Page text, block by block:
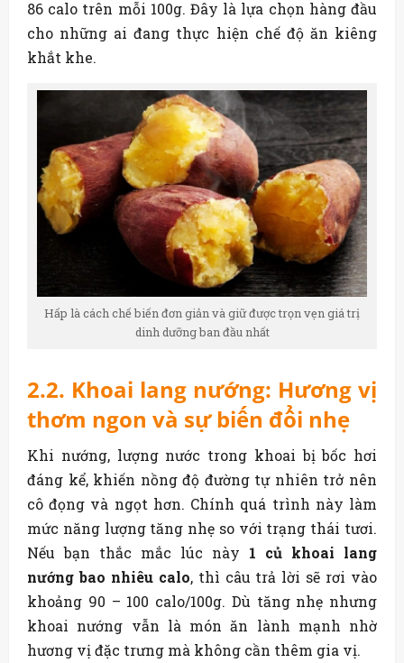
86 calo trên mỗi 100g. Đây là lựa chọn hàng đầu
cho những ai đang thực hiện chế độ ăn kiêng
khắt khe.
Hấp là cách chế biến đơn giản và giữ được trọn vẹn giá trị
dinh dưỡng ban đầu nhất
2.2. Khoai lang nướng: Hương vị
thơm ngon và sự biến đổi nhẹ
Khi nướng, lượng nước trong khoai bị bốc hơi
đáng kể, khiến nồng độ đường tự nhiên trở nên
cô đọng và ngọt hơn. Chính quá trình này làm
mức năng lượng tăng nhẹ so với trạng thái tươi.
Nếu bạn thắc mắc lúc này 1 củ khoai lang
nướng bao nhiêu calo, thì câu trả lời sẽ rơi vào
khoảng 90 – 100 calo/100g. Dù tăng nhẹ nhưng
khoai nướng vẫn là món ăn lành mạnh nhờ
hương vị đặc trưng mà không cần thêm gia vị.